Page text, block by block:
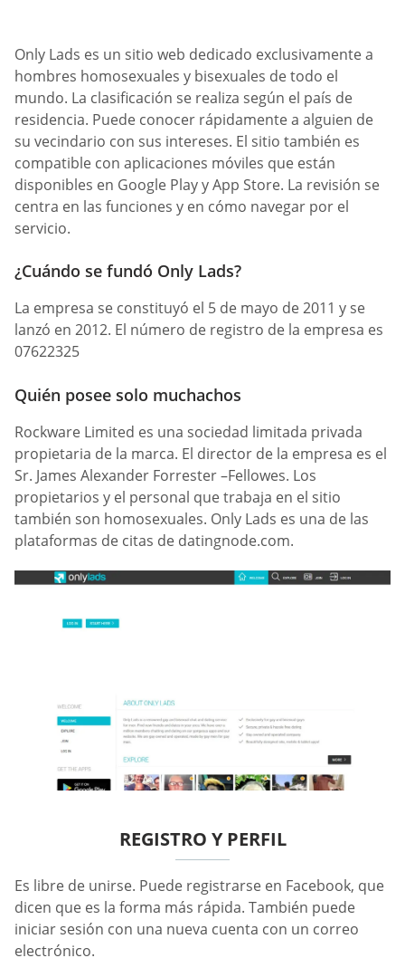
Only Lads es un sitio web dedicado exclusivamente a
hombres homosexuales y bisexuales de todo el
mundo. La clasificación se realiza según el país de
residencia. Puede conocer rápidamente a alguien de
su vecindario con sus intereses. El sitio también es
compatible con aplicaciones móviles que están
disponibles en Google Play y App Store. La revisión se
centra en las funciones y en cómo navegar por el
servicio.
¿Cuándo se fundó Only Lads?
La empresa se constituyó el 5 de mayo de 2011 y se
lanzó en 2012. El número de registro de la empresa es
07622325
Quién posee solo muchachos
Rockware Limited es una sociedad limitada privada
propietaria de la marca. El director de la empresa es el
Sr. James Alexander Forrester –Fellowes. Los
propietarios y el personal que trabaja en el sitio
también son homosexuales. Only Lads es una de las
plataformas de citas de datingnode.com.
REGISTRO Y PERFIL
Es libre de unirse. Puede registrarse en Facebook, que
dicen que es la forma más rápida. También puede
iniciar sesión con una nueva cuenta con un correo
electrónico.